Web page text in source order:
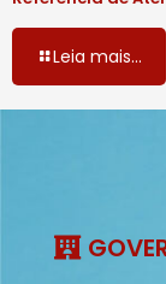
Leia mais...